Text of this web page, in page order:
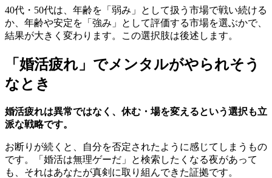
40代・50代は、年齢を「弱み」として扱う市場で戦い続ける
か、年齢や安定を「強み」として評価する市場を選ぶかで、
結果が大きく変わります。この選択肢は後述します。
「婚活疲れ」でメンタルがやられそう
なとき
婚活疲れは異常ではなく、休む・場を変えるという選択も立
派な戦略です。
お断りが続くと、自分を否定されたように感じてしまうもの
です。「婚活は無理ゲーだ」と検索したくなる夜があって
も、それはあなたが真剣に取り組んできた証拠です。